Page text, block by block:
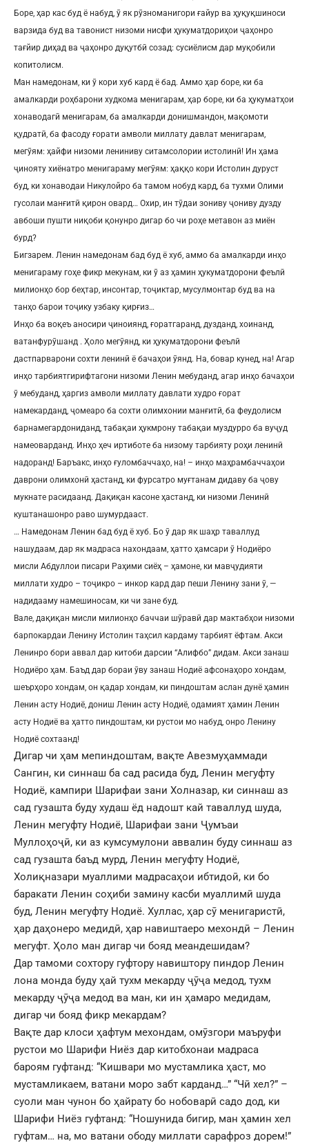
Боре, ҳар кас буд ё набуд, ӯ як рӯзноманигори ғайур ва ҳуқуқшиноси
варзида буд ва тавонист низоми нисфи ҳукуматдориҳои ҷаҳонро
тағйир диҳад ва ҷаҳонро дуқутбӣ созад: сусиёлисм дар муқобили
копитолисм.
Ман намедонам, ки ӯ кори хуб кард ё бад. Аммо ҳар боре, ки ба
амалкарди роҳбарони худкома менигарам, ҳар боре, ки ба ҳукуматҳои
хонаводагӣ менигарам, ба амалкарди донишмандон, мақомоти
қудратӣ, ба фасоду ғорати амволи миллату давлат менигарам,
мегӯям: ҳайфи низоми лениниву ситамсолории истолинӣ! Ин ҳама
ҷинояту хиёнатро менигараму мегӯям: ҳаққо кори Истолин дуруст
буд, ки хонаводаи Никулойро ба тамом нобуд кард, ба тухми Олими
гусолаи манғитӣ қирон овард… Охир, ин тӯдаи зониву ҷониву дузду
авбоши пушти ниқоби қонунро дигар бо чи роҳе метавон аз миён
бурд?
Бигзарем. Ленин намедонам бад буд ё хуб, аммо ба амалкарди инҳо
менигараму гоҳе фикр мекунам, ки ӯ аз ҳамин ҳукуматдорони феълӣ
милионҳо бор беҳтар, инсонтар, тоҷиктар, мусулмонтар буд ва на
танҳо барои тоҷику узбаку қирғиз…
Инҳо ба воқеъ аносири ҷиноиянд, ғоратгаранд, дузданд, хоинанд,
ватанфурӯшанд . Ҳоло мегӯянд, ки ҳукуматдорони феълӣ
дастпарварони сохти ленинӣ ё бачаҳои ӯянд. На, бовар кунед, на! Агар
инҳо тарбиятгирифтагони низоми Ленин мебуданд, агар инҳо бачаҳои
ӯ мебуданд, ҳаргиз амволи миллату давлати худро ғорат
намекарданд, ҷомеаро ба сохти олимхонии манғитӣ, ба феудолисм
барнамегардониданд, табақаи ҳукмрону табақаи муздурро ба вуҷуд
намеоварданд. Инҳо ҳеч иртиботе ба низому тарбияту роҳи ленинӣ
надоранд! Баръакс, инҳо ғуломбаччаҳо, на! – инҳо маҳрамбаччаҳои
даврони олимхонӣ ҳастанд, ки фурсатро муғтанам дидаву ба ҷову
мукнате расидаанд. Дақиқан касоне ҳастанд, ки низоми Ленинӣ
куштанашонро раво шумурдааст.
… Намедонам Ленин бад буд ё хуб. Бо ӯ дар як шаҳр таваллуд
нашудаам, дар як мадраса нахондаам, ҳатто ҳамсари ӯ Нодиёро
мисли Абдуллои писари Раҳими сиёҳ – ҳамоне, ки мавҷудияти
миллати худро – тоҷикро – инкор кард дар пеши Ленину зани ӯ, —
надидааму намешиносам, ки чи зане буд.
Вале, дақиқан мисли милионҳо баччаи шӯравӣ дар мактабҳои низоми
барпокардаи Ленину Истолин таҳсил кардаму тарбият ёфтам. Акси
Ленинро бори аввал дар китоби дарсии “Алифбо” дидам. Акси занаш
Нодиёро ҳам. Баъд дар бораи ӯву занаш Нодиё афсонаҳоро хондам,
шеърҳоро хондам, он қадар хондам, ки пиндоштам аслан дунё ҳамин
Ленин асту Нодиё, дониш Ленин асту Нодиё, одамият ҳамин Ленин
асту Нодиё ва ҳатто пиндоштам, ки рустои мо набуд, онро Ленину
Нодиё сохтаанд!
Дигар чи ҳам мепиндоштам, вақте Авезмуҳаммади
Сангин, ки синнаш ба сад расида буд, Ленин мегуфту
Нодиё, кампири Шарифаи зани Холназар, ки синнаш аз
сад гузашта буду худаш ёд надошт кай таваллуд шуда,
Ленин мегуфту Нодиё, Шарифаи зани Ҷумъаи
Муллоҳоҷӣ, ки аз кумсумулони аввалин буду синнаш аз
сад гузашта баъд мурд, Ленин мегуфту Нодиё,
Холиқназари муаллими мадрасаҳои ибтидоӣ, ки бо
баракати Ленин соҳиби замину касби муаллимӣ шуда
буд, Ленин мегуфту Нодиё. Хуллас, ҳар сӯ менигаристӣ,
ҳар даҳонеро медидӣ, ҳар навиштаеро мехондӣ – Ленин
мегуфт. Ҳоло ман дигар чи бояд меандешидам?
Дар тамоми сохтору гуфтору навиштору пиндор Ленин
лона монда буду ҳай тухм мекарду ҷӯҷа медод, тухм
мекарду ҷӯҷа медод ва ман, ки ин ҳамаро медидам,
дигар чи бояд фикр мекардам?
Вақте дар клоси ҳафтум мехондам, омӯзгори маъруфи
рустои мо Шарифи Ниёз дар китобхонаи мадраса
бароям гуфтанд: “Кишвари мо мустамлика ҳаст, мо
мустамликаем, ватани моро забт карданд…” “Чӣ хел?” –
суоли ман чунон бо ҳайрату бо нобоварӣ садо дод, ки
Шарифи Ниёз гуфтанд: “Ношунида бигир, ман ҳамин хел
гуфтам… на, мо ватани ободу миллати сарафроз дорем!”